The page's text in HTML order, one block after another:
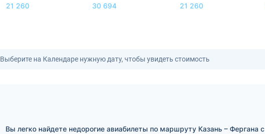
21 260 30 694 21 260
Выберите на Календаре нужную дату, чтобы увидеть стоимость
Вы легко найдете недорогие авиабилеты по маршруту Казань – Фергана с